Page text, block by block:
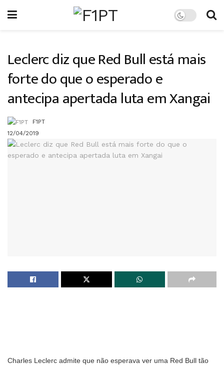
Leclerc diz que Red Bull está mais
forte do que o esperado e
antecipa apertada luta em Xangai
F1PT
12/04/2019
Charles Leclerc admite que não esperava ver uma Red Bull tão